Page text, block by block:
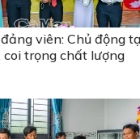
viên: Chủ động
coi trọng chất lượng